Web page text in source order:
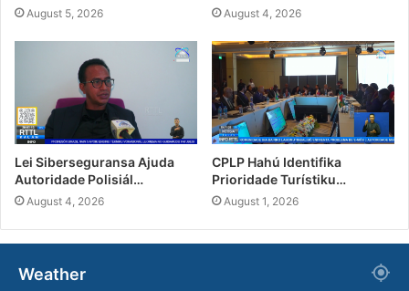
August 5, 2026 August 4, 2026
Lei Siberseguransa Ajuda
Autoridade Polisiál…
August 4, 2026
CPLP Hahú Identifika
Prioridade Turístiku…
August 1, 2026
Weather